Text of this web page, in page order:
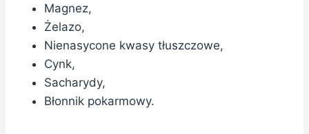
Magnez,
Żelazo,
Nienasycone kwasy tłuszczowe,
Cynk,
Sacharydy,
Błonnik pokarmowy.